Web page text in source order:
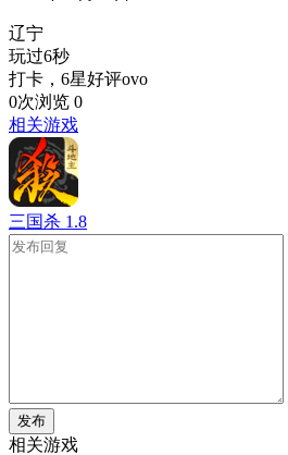
辽宁
玩过6秒
打卡，6星好评ovo
0次浏览 0
相关游戏
三国杀 1.8
发布
相关游戏